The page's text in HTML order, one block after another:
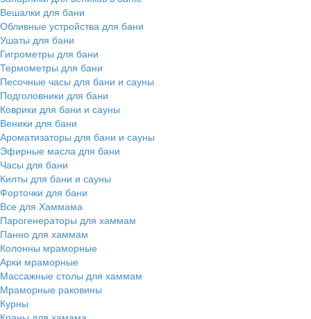
Вешалки для бани
Обливные устройства для бани
Ушаты для бани
Гигрометры для бани
Термометры для бани
Песочные часы для бани и сауны
Подголовники для бани
Коврики для бани и сауны
Веники для бани
Ароматизаторы для бани и сауны
Эфирные масла для бани
Часы для бани
Килты для бани и сауны
Форточки для бани
Все для Хаммама
Парогенераторы для хаммам
Панно для хаммам
Колонны мраморные
Арки мраморные
Массажные столы для хаммам
Мраморные раковины
Курны